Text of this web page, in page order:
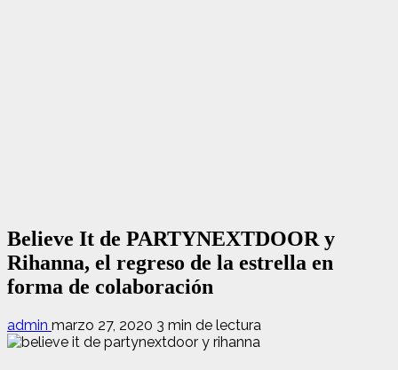
Believe It de PARTYNEXTDOOR y
Rihanna, el regreso de la estrella en
forma de colaboración
admin marzo 27, 2020 3 min de lectura